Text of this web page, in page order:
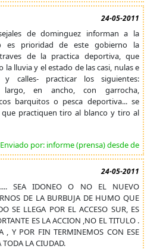
24-05-2011
de dominguez informan a la
es prioridad de este gobierno la
de la practica deportiva, que
la lluvia y el estado de las casi, nulas e
y calles- practicar los siguientes:
en ancho, con garrocha,
barquitos o pesca deportiva... se
practiquen tiro al blanco y tiro al
Enviado por: informe (prensa) desde de
24-05-2011
SEA IDONEO O NO EL NUEVO
DE LA BURBUJA DE HUMO QUE
SE LLEGA POR EL ACCESO SUR, ES
ES LA ACCION ,NO EL TITULO .
, Y POR FIN TERMINEMOS CON ESE
LA CIUDAD.